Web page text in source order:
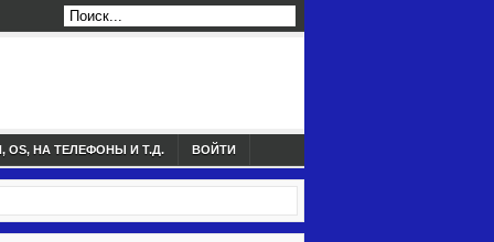
OS, НА ТЕЛЕФОНЫ И Т.Д. ВОЙТИ